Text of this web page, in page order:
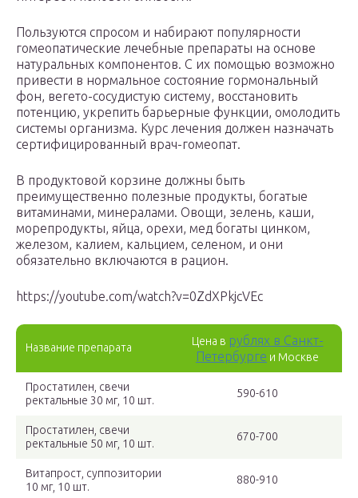
Пользуются спросом и набирают популярности
гомеопатические лечебные препараты на основе
натуральных компонентов. С их помощью возможно
привести в нормальное состояние гормональный
фон, вегето-сосудистую систему, восстановить
потенцию, укрепить барьерные функции, омолодить
системы организма. Курс лечения должен назначать
сертифицированный врач-гомеопат.
В продуктовой корзине должны быть
преимущественно полезные продукты, богатые
витаминами, минералами. Овощи, зелень, каши,
морепродукты, яйца, орехи, мед богаты цинком,
железом, калием, кальцием, селеном, и они
обязательно включаются в рацион.
https://youtube.com/watch?v=0ZdXPkjcVEc
Название препарата Цена в рублях в Санкт-
Петербурге и Москве
Простатилен, свечи
ректальные 30 мг, 10 шт.
590-610
Простатилен, свечи
ректальные 50 мг, 10 шт.
670-700
Витапрост, суппозитории
10 мг, 10 шт.
880-910